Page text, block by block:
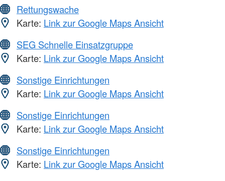
Rettungswache
Karte: Link zur Google Maps Ansicht
SEG Schnelle Einsatzgruppe
Karte: Link zur Google Maps Ansicht
Sonstige Einrichtungen
Karte: Link zur Google Maps Ansicht
Sonstige Einrichtungen
Karte: Link zur Google Maps Ansicht
Sonstige Einrichtungen
Karte: Link zur Google Maps Ansicht